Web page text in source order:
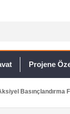
Projene
Basınçlandırma